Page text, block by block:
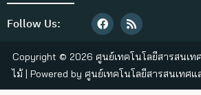
Follow Us:
Copyright © 2026 ศูนย์เทคโนโลยีสารสนเท
ไม้ | Powered by ศูนย์เทคโนโลยีสารสนเทศ